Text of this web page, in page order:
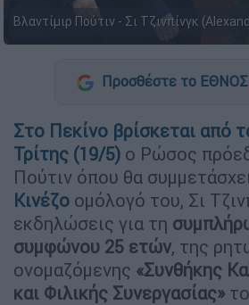
Βλαντίμιρ Πούτιν - Σι Τζινπίνγκ
Προσθέστε το ΕΘΝΟΣ
Στο Πεκίνο βρίσκεται από
Τρίτης (19/5) ο Ρώσος
Πούτιν όπου θα
Κινέζο ομόλογό του, Σι
εκδηλώσεις για τη
συμφώνου 25 ετών, της
ονομαζόμενης «Συνθήκης
και Φιλικής Συνεργασίας»